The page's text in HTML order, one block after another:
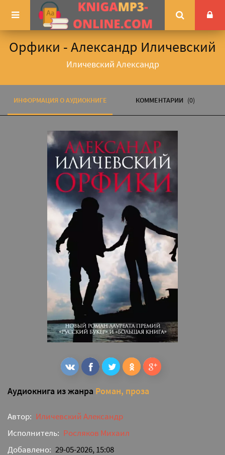
Орфики - Александр Иличевский
Иличевский Александр
ИНФОРМАЦИЯ О АУДИОКНИГЕ КОММЕНТАРИИ (0)
Аудиокнига из жанра Роман, проза
Автор: Иличевский Александр
Исполнитель: Росляков Михаил
Добавлено: 29-05-2026, 15:08